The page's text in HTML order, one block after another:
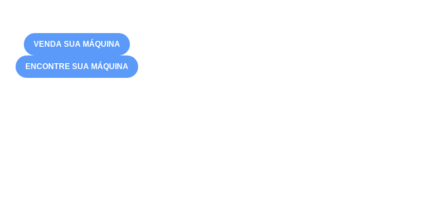
VENDA SUA MÁQUINA
ENCONTRE SUA MÁQUINA